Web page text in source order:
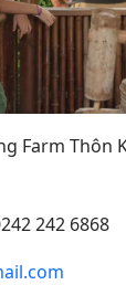
Farm Thôn
242 6868